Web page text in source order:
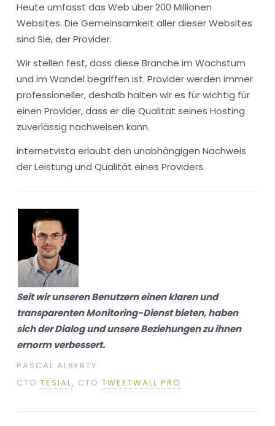
Heute umfasst das Web über 200 Millionen
Websites. Die Gemeinsamkeit aller dieser Websites
sind Sie, der Provider.
Wir stellen fest, dass diese Branche im Wachstum
und im Wandel begriffen ist. Provider werden immer
professioneller, deshalb halten wir es für wichtig für
einen Provider, dass er die Qualität seines Hosting
zuverlässig nachweisen kann.
internetvista erlaubt den unabhängigen Nachweis
der Leistung und Qualität eines Providers.
Seit wir unseren Benutzern einen klaren und
transparenten Monitoring-Dienst bieten, haben
sich der Dialog und unsere Beziehungen zu ihnen
ernorm verbessert.
PASCAL ALBERTY
CTO TESIAL, CTO TWEETWALL PRO